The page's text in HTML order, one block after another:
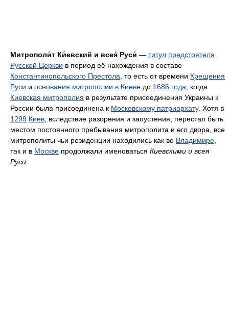
Митрополи́т Ки́евский и всея́ Руси́ — титул предстоятеля
Русской Церкви в период её нахождения в составе
Константинопольского Престола , то есть от времени Крещения
Руси и основания митрополии в Киеве до 1686 года , когда
Киевская митрополия в результате присоединения Украины к
России была присоединена к Московскому патриархату. Хотя в
1299 Киев , вследствие разорения и запустения, перестал быть
местом постоянного пребывания митрополита и его двора, все
митрополиты чьи резиденции находились как во Владимире
так и в Москве продолжали именоваться Киевскими и всея
Руси